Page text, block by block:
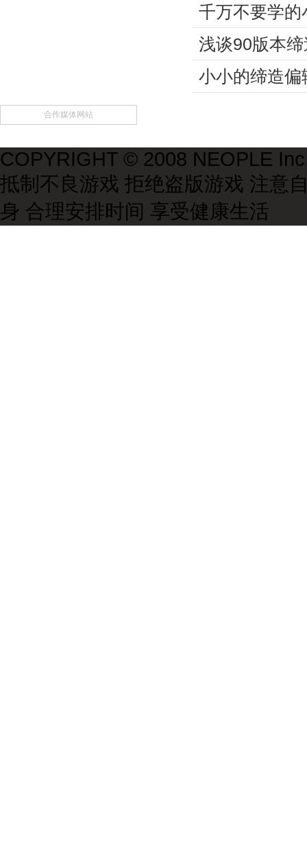
千万不要学
浅谈90版本
小小的缔造
合作媒体网站
COPYRIGHT © 2008 NEOPLE
抵制不良游戏 拒绝盗版游戏 注意
身 合理安排时间 享受健康生活